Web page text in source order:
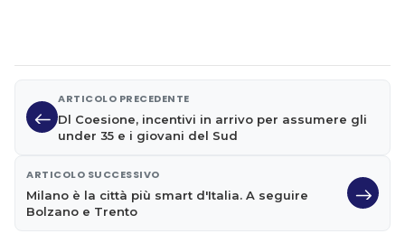
ARTICOLO PRECEDENTE
Dl Coesione, incentivi in arrivo per assumere gli
under 35 e i giovani del Sud
ARTICOLO SUCCESSIVO
Milano è la città più smart d'Italia. A seguire
Bolzano e Trento